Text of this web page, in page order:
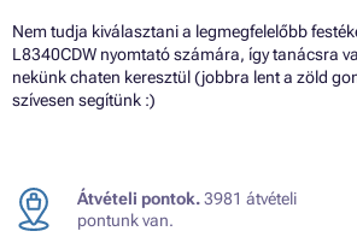
Nem tudja kiválasztani a legmegfelelőbb
L8340CDW nyomtató számára, így tanácsra
nekünk chaten keresztül (jobbra lent a zöld
szívesen segítünk :)
Átvételi pontok.3981 átvételi
pontunk van.